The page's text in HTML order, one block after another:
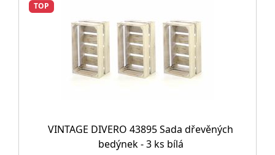
TOP
VINTAGE DIVERO 43895 Sada dřevěných
bedýnek - 3 ks bílá